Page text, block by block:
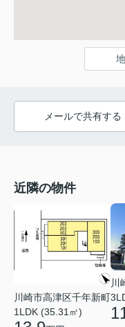
メールで共有する
近隣の物件
川崎市高津区千年新町
1LDK (35.31㎡)
川